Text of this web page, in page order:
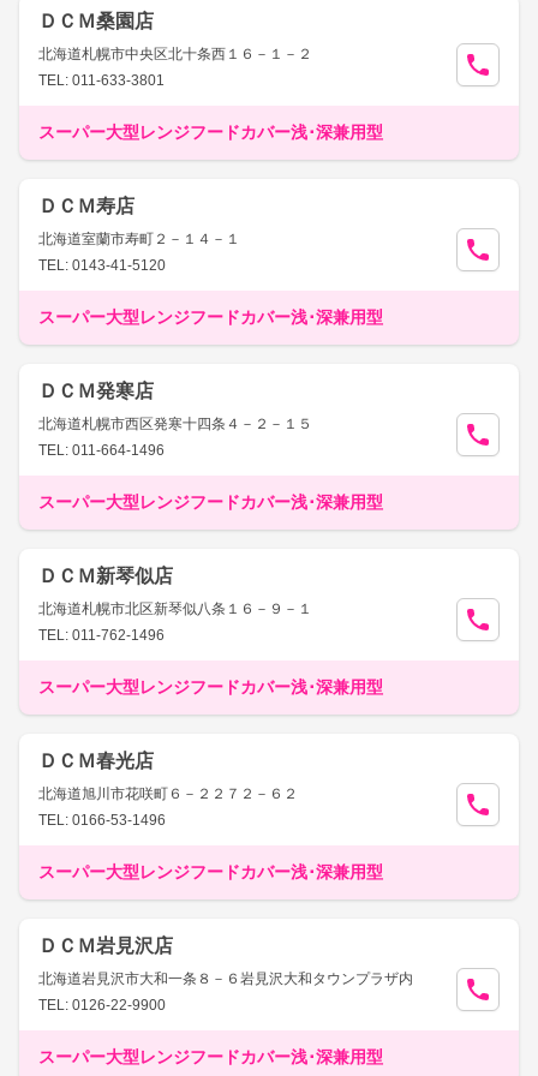
ＤＣＭ桑園店
北海道札幌市中央区北十条西１６－１－２
TEL: 011-633-3801
スーパー大型レンジフードカバー浅･深兼用型
ＤＣＭ寿店
北海道室蘭市寿町２－１４－１
TEL: 0143-41-5120
スーパー大型レンジフードカバー浅･深兼用型
ＤＣＭ発寒店
北海道札幌市西区発寒十四条４－２－１５
TEL: 011-664-1496
スーパー大型レンジフードカバー浅･深兼用型
ＤＣＭ新琴似店
北海道札幌市北区新琴似八条１６－９－１
TEL: 011-762-1496
スーパー大型レンジフードカバー浅･深兼用型
ＤＣＭ春光店
北海道旭川市花咲町６－２２７２－６２
TEL: 0166-53-1496
スーパー大型レンジフードカバー浅･深兼用型
ＤＣＭ岩見沢店
北海道岩見沢市大和一条８－６岩見沢大和タウンプラザ内
TEL: 0126-22-9900
スーパー大型レンジフードカバー浅･深兼用型